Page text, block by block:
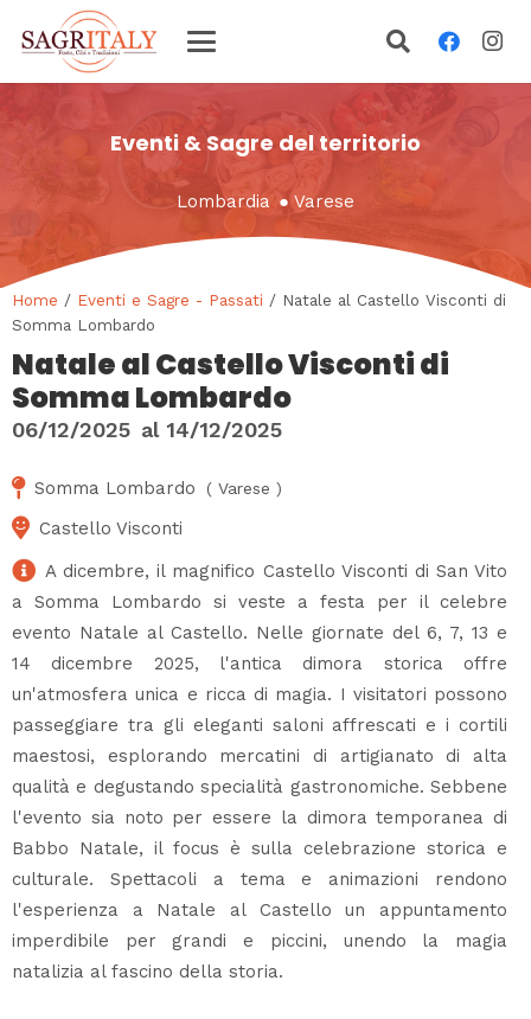
Eventi & Sagre del territorio
Lombardia ● Varese
Home / Eventi e Sagre - Passati / Natale al Castello Visconti di
Somma Lombardo
Natale al Castello Visconti di
Somma Lombardo
06/12/2025 al 14/12/2025
Somma Lombardo ( Varese )
Castello Visconti
A dicembre, il magnifico Castello Visconti di San Vito
a Somma Lombardo si veste a festa per il celebre
evento Natale al Castello. Nelle giornate del 6, 7, 13 e
14 dicembre 2025, l'antica dimora storica offre
un'atmosfera unica e ricca di magia. I visitatori possono
passeggiare tra gli eleganti saloni affrescati e i cortili
maestosi, esplorando mercatini di artigianato di alta
qualità e degustando specialità gastronomiche. Sebbene
l'evento sia noto per essere la dimora temporanea di
Babbo Natale, il focus è sulla celebrazione storica e
culturale. Spettacoli a tema e animazioni rendono
l'esperienza a Natale al Castello un appuntamento
imperdibile per grandi e piccini, unendo la magia
natalizia al fascino della storia.